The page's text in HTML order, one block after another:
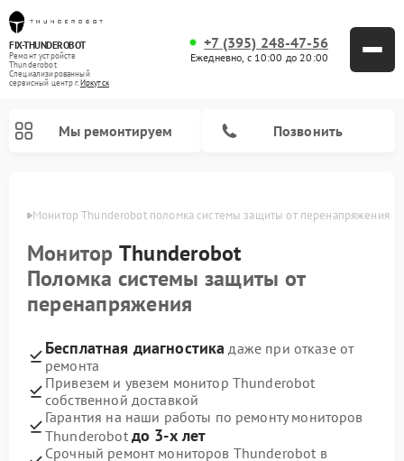
FIX-THUNDEROBOT
Ремонт устройств
Thunderobot
Специализированный
cервисный центр г.Иркутск
+7 (395) 248-47-56
Ежедневно, с 10:00 до 20:00
Мы ремонтируем Позвонить
Монитор Thunderobot поломка системы защиты от перенапряжения
Монитор Thunderobot
Поломка системы защиты от
перенапряжения
Бесплатная диагностика даже при отказе от
ремонта
Привезем и увезем монитор Thunderobot
собственной доставкой
Гарантия на наши работы по ремонту мониторов
Thunderobot до 3-х лет
Срочный ремонт мониторов Thunderobot в